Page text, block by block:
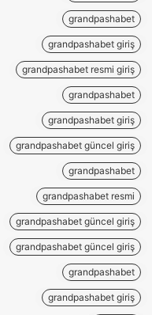
grandpashabet
grandpashabet giriş
grandpashabet resmi giriş
grandpashabet
grandpashabet giriş
grandpashabet güncel giriş
grandpashabet
grandpashabet resmi
grandpashabet güncel giriş
grandpashabet güncel giriş
grandpashabet
grandpashabet giriş